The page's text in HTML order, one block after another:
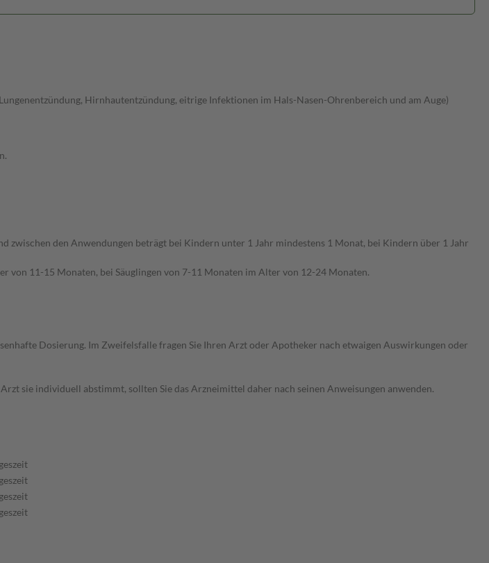
Hirnhautentzündung, eitrige Infektionen im Hals-Nasen-Ohrenbereich und am Auge)
den Anwendungen beträgt bei Kindern unter 1 Jahr mindestens 1 Monat, bei Kindern über 1 Jahr
11-15 Monaten, bei Säuglingen von 7-11 Monaten im Alter von 12-24 Monaten.
Dosierung. Im Zweifelsfalle fragen Sie Ihren Arzt oder Apotheker nach etwaigen Auswirkungen oder
sie individuell abstimmt, sollten Sie das Arzneimittel daher nach seinen Anweisungen anwenden.